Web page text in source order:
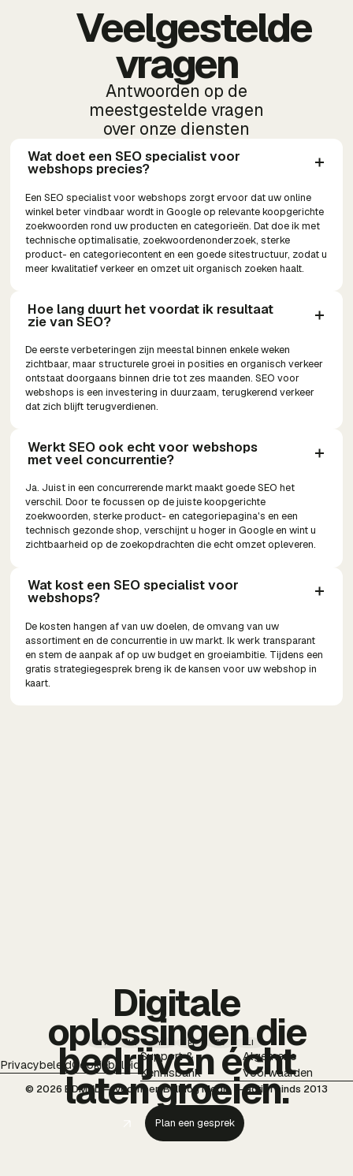
Veelgestelde
vragen
Antwoorden op de
meestgestelde vragen
over onze diensten
Wat doet een SEO specialist voor
webshops precies?
Een SEO specialist voor webshops zorgt ervoor dat uw online
winkel beter vindbaar wordt in Google op relevante koopgerichte
zoekwoorden rond uw producten en categorieën. Dat doe ik met
technische optimalisatie, zoekwoordenonderzoek, sterke
product- en categoriecontent en een goede sitestructuur, zodat u
meer kwalitatief verkeer en omzet uit organisch zoeken haalt.
Hoe lang duurt het voordat ik resultaat
zie van SEO?
De eerste verbeteringen zijn meestal binnen enkele weken
zichtbaar, maar structurele groei in posities en organisch verkeer
ontstaat doorgaans binnen drie tot zes maanden. SEO voor
webshops is een investering in duurzaam, terugkerend verkeer
dat zich blijft terugverdienen.
Werkt SEO ook echt voor webshops
met veel concurrentie?
Ja. Juist in een concurrerende markt maakt goede SEO het
verschil. Door te focussen op de juiste koopgerichte
zoekwoorden, sterke product- en categoriepagina's en een
technisch gezonde shop, verschijnt u hoger in Google en wint u
zichtbaarheid op de zoekopdrachten die echt omzet opleveren.
Wat kost een SEO specialist voor
webshops?
De kosten hangen af van uw doelen, de omvang van uw
assortiment en de concurrentie in uw markt. Ik werk transparant
en stem de aanpak af op uw budget en groeiambitie. Tijdens een
gratis strategiegesprek breng ik de kansen voor uw webshop in
kaart.
TT IG YT PI FB LI
PrivacybeleidCookiebeleid
Support &
Kennisbank
Algemene
Voorwaarden
© 2026 BDMNL — voorheen Bulldog Media — actief sinds 2013
Digitale
oplossingen die
bedrijven écht
laten groeien.
Plan een gesprek